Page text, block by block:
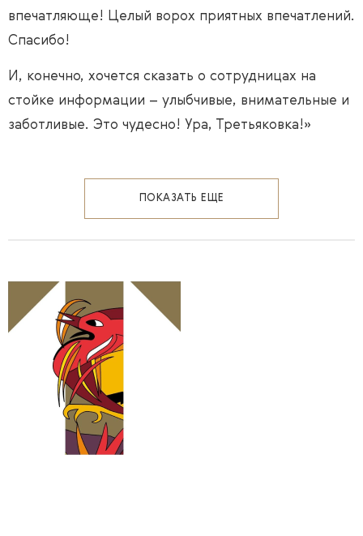
впечатляюще! Целый ворох приятных впечатлений.
Спасибо!
И, конечно, хочется сказать о сотрудницах на
стойке информации – улыбчивые, внимательные и
заботливые. Это чудесно! Ура, Третьяковка!»
ПОКАЗАТЬ ЕЩЕ